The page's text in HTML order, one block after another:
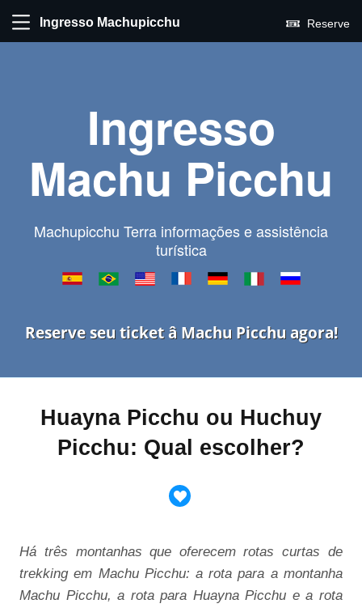
Ingresso Machupicchu Reserve
Ingresso
Machu Picchu
Machupicchu Terra informações e assistência
turística
Reserve seu ticket â Machu Picchu agora!
Huayna Picchu ou Huchuy
Picchu: Qual escolher?
Há três montanhas que oferecem rotas curtas de
trekking em Machu Picchu: a rota para a montanha
Machu Picchu, a rota para Huayna Picchu e a rota